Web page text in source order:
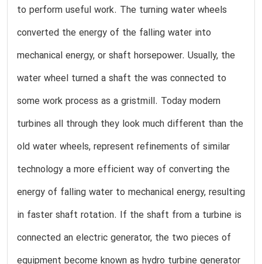
to perform useful work. The turning water wheels
converted the energy of the falling water into
mechanical energy, or shaft horsepower. Usually, the
water wheel turned a shaft the was connected to
some work process as a gristmill. Today modern
turbines all through they look much different than the
old water wheels, represent refinements of similar
technology a more efficient way of converting the
energy of falling water to mechanical energy, resulting
in faster shaft rotation. If the shaft from a turbine is
connected an electric generator, the two pieces of